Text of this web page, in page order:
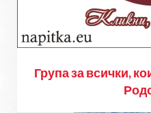
Група за всички,